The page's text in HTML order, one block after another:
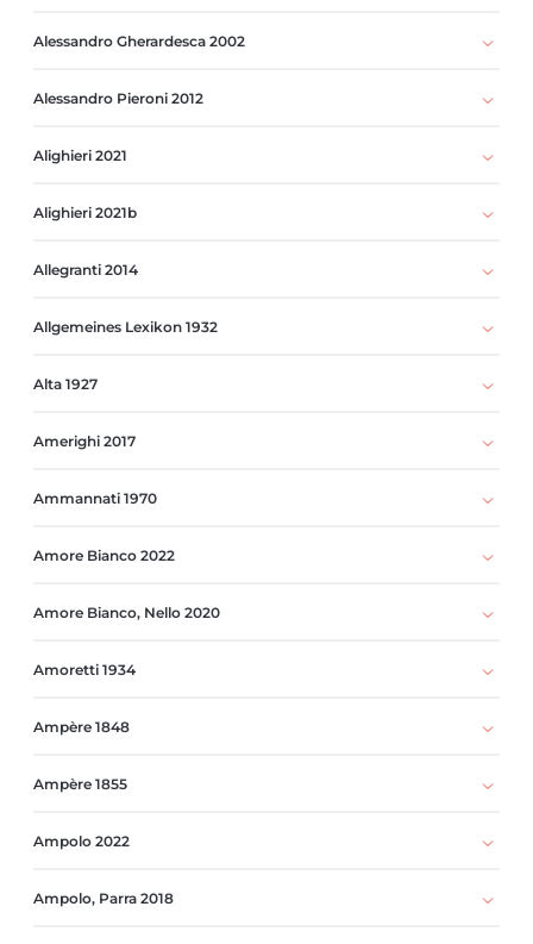
Alessandro Gherardesca 2002
Alessandro Pieroni 2012
Alighieri 2021
Alighieri 2021b
Allegranti 2014
Allgemeines Lexikon 1932
Alta 1927
Amerighi 2017
Ammannati 1970
Amore Bianco 2022
Amore Bianco, Nello 2020
Amoretti 1934
Ampère 1848
Ampère 1855
Ampolo 2022
Ampolo, Parra 2018